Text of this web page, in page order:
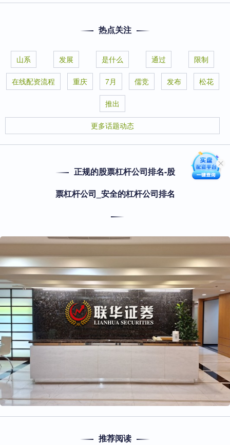
热点关注
山系 发展 是什么 通过 限制
在线配资流程 重庆 7月 儒竞 发布 松花
推出
更多话题动态
正规的股票杠杆公司排名-股
票杠杆公司_安全的杠杆公司排名
推荐阅读